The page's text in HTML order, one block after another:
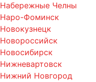
Набережные Челны
Наро-Фоминск
Новокузнецк
Новороссийск
Новосибирск
Нижневартовск
Нижний Новгород